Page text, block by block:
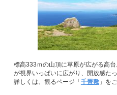
標高333ｍの山頂に草原が広がる高
が視界いっぱいに広がり、開放感た
詳しくは、観るページ「 千畳敷」を